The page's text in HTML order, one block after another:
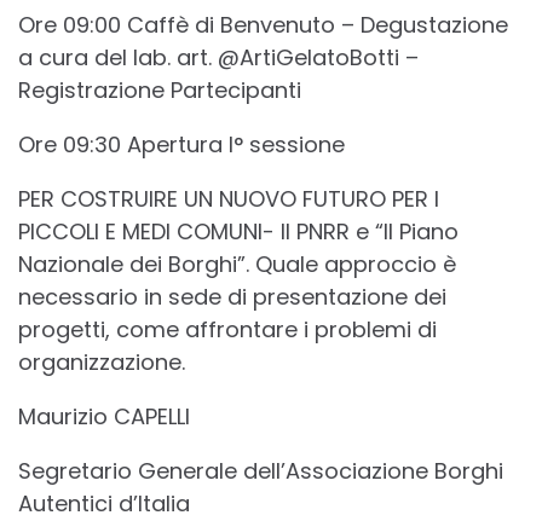
Ore 09:00 Caffè di Benvenuto – Degustazione
a cura del lab. art. @ArtiGelatoBotti –
Registrazione Partecipanti
Ore 09:30 Apertura I° sessione
PER COSTRUIRE UN NUOVO FUTURO PER I
PICCOLI E MEDI COMUNI- Il PNRR e “Il Piano
Nazionale dei Borghi”. Quale approccio è
necessario in sede di presentazione dei
progetti, come affrontare i problemi di
organizzazione.
Maurizio CAPELLI
Segretario Generale dell’Associazione Borghi
Autentici d’Italia